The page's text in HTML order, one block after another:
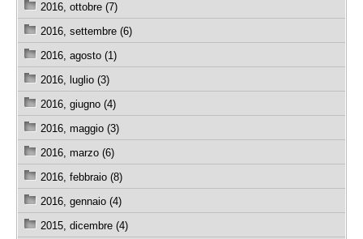
2016, ottobre (7)
2016, settembre (6)
2016, agosto (1)
2016, luglio (3)
2016, giugno (4)
2016, maggio (3)
2016, marzo (6)
2016, febbraio (8)
2016, gennaio (4)
2015, dicembre (4)